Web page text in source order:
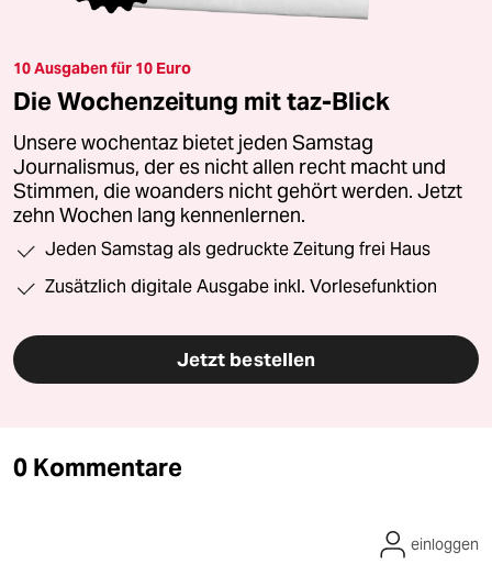
10 Ausgaben für 10 Euro
Die Wochenzeitung mit taz-Blick
Unsere wochentaz bietet jeden Samstag
Journalismus, der es nicht allen recht macht und
Stimmen, die woanders nicht gehört werden. Jetzt
zehn Wochen lang kennenlernen.
Jeden Samstag als gedruckte Zeitung frei Haus
Zusätzlich digitale Ausgabe inkl. Vorlesefunktion
Jetzt bestellen
0 Kommentare
einloggen